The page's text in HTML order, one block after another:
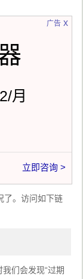
广告
月
立即咨询 >
x
了。访问如下链
们会发现“过期